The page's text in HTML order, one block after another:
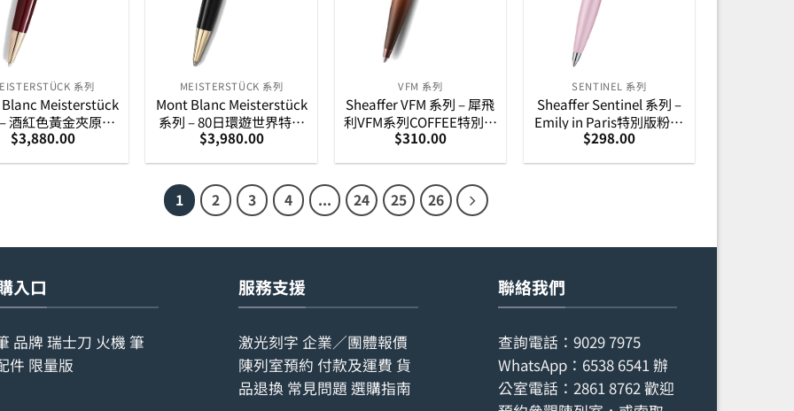
系列
Meisterstück
酒紅色黃金夾原子
(164型) (133008)
$3,880.00
MEISTERSTÜCK 系列
Mont Blanc Meisterstück
系列 – 80日環遊世界特別
版原子筆 (164)
$3,980.00
VFM 系列
Sheaffer VFM 系列 – 犀飛
利VFM系列COFFEE特別版
原子筆 (E2942851)
$310.00
SENTINEL 系列
Sheaffer Sentinel 系列 –
Emily in Paris特別版粉紅
色原子筆 (E232151)
$298.00
1 2 3 4 ... 24 25 26
入口
品牌 瑞士刀 火機 筆
件 限量版
服務支援
激光刻字 企業／團體報價
陳列室預約 付款及運費 貨
品退換 常見問題 選購指南
聯絡我們
查詢電話： 9029 7975
WhatsApp： 6538 6541 辦
公室電話： 2861 8762歡迎